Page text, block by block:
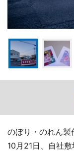
のぼり・のれん
10月21日、自社